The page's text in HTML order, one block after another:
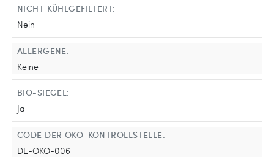
NICHT KÜHLGEFILTERT:
Nein
ALLERGENE:
Keine
BIO-SIEGEL:
Ja
CODE DER ÖKO-KONTROLLSTELLE:
DE-ÖKO-006